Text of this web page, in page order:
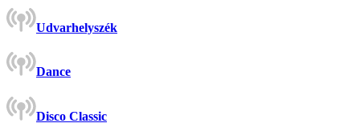
Udvarhelyszék
Dance
Disco Classic